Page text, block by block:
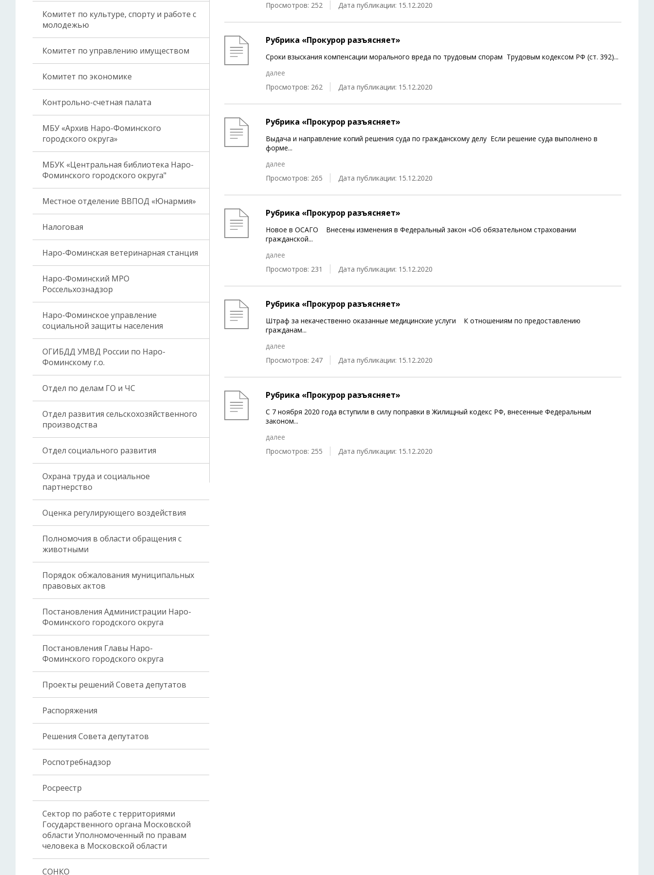
Комитет по культуре, спорту и работе с
молодежью
Комитет по управлению имуществом
Комитет по экономике
Контрольно-счетная палата
МБУ «Архив Наро-Фоминского
городского округа»
МБУК «Центральная библиотека Наро-
Фоминского городского округа"
Местное отделение ВВПОД «Юнармия»
Налоговая
Наро-Фоминская ветеринарная станция
Наро-Фоминский МРО
Россельхознадзор
Наро-Фоминское управление
социальной защиты населения
ОГИБДД УМВД России по Наро-
Фоминскому г.о.
Отдел по делам ГО и ЧС
Отдел развития сельскохозяйственного
производства
Отдел социального развития
Охрана труда и социальное
партнерство
Оценка регулирующего воздействия
Полномочия в области обращения с
животными
Порядок обжалования муниципальных
правовых актов
Постановления Администрации Наро-
Фоминского городского округа
Постановления Главы Наро-
Фоминского городского округа
Проекты решений Совета депутатов
Распоряжения
Решения Совета депутатов
Роспотребнадзор
Росреестр
Сектор по работе с территориями
Государственного органа Московской
области Уполномоченный по правам
человека в Московской области
СОНКО
Просмотров: 252
Дата публикации: 15.12.2020
Рубрика «Прокурор разъясняет»
Сроки взыскания компенсации морального вреда по трудовым спорам Трудовым кодексом РФ (ст. 392)...
далее
Просмотров: 262
Дата публикации: 15.12.2020
Рубрика «Прокурор разъясняет»
Выдача и направление копий решения суда по гражданскому делу Если решение суда выполнено в
форме...
далее
Просмотров: 265
Дата публикации: 15.12.2020
Рубрика «Прокурор разъясняет»
Новое в ОСАГО Внесены изменения в Федеральный закон «Об обязательном страховании
гражданской...
далее
Просмотров: 231
Дата публикации: 15.12.2020
Рубрика «Прокурор разъясняет»
Штраф за некачественно оказанные медицинские услуги К отношениям по предоставлению
гражданам...
далее
Просмотров: 247
Дата публикации: 15.12.2020
Рубрика «Прокурор разъясняет»
С 7 ноября 2020 года вступили в силу поправки в Жилищный кодекс РФ, внесенные Федеральным
законом...
далее
Просмотров: 255
Дата публикации: 15.12.2020